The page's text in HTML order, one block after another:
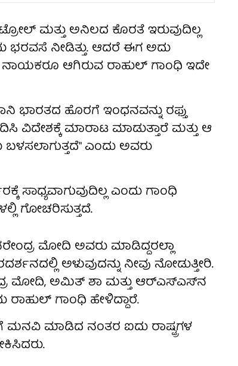
ಮತ್ತು ಅನಿಲದ ಕೊರತೆ ಇರುವುದಿಲ್ಲ
ಭರವಸೆ ನೀಡಿತ್ತು. ಆದರೆ ಈಗ ಅದು
ಆಗಿರುವ ರಾಹುಲ್ ಗಾಂಧಿ ಇದೇ
ಭಾರತದ ಹೊರಗೆ ಇಂಧನವನ್ನು ರಫ್ತು
ವಿದೇಶಕ್ಕೆ ಮಾರಾಟ ಮಾಡುತ್ತಾರೆ ಮತ್ತು ಆ
ಎಂದು ಅವರು
ಸಾಧ್ಯವಾಗುವುದಿಲ್ಲ ಎಂದು ಗಾಂಧಿ
ಗೋಚರಿಸುತ್ತದೆ.
ಮೋದಿ ಅವರು ಮಾಡಿದ್ದರಲ್ಲಾ
ಅಳುವುದನ್ನು ನೀವು ನೋಡುತ್ತೀರಿ.
ಮೋದಿ, ಅಮಿತ್ ಶಾ ಮತ್ತು ಆರ್‌ಎಸ್‌ಎಸ್‌ನ
ರಾಹುಲ್ ಗಾಂಧಿ ಹೇಳಿದ್ದಾರೆ.
ಮಾಡಿದ ನಂತರ ಐದು ರಾಷ್ಟ್ರಗಳ